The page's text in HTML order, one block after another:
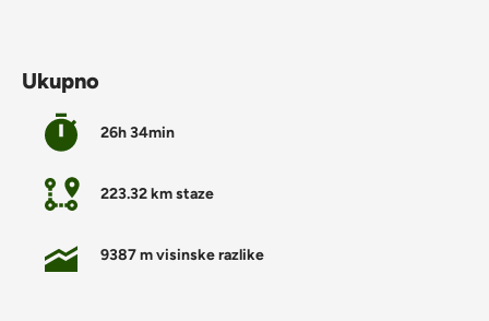
Ukupno
26h 34min
223.32 km staze
9387 m visinske razlike